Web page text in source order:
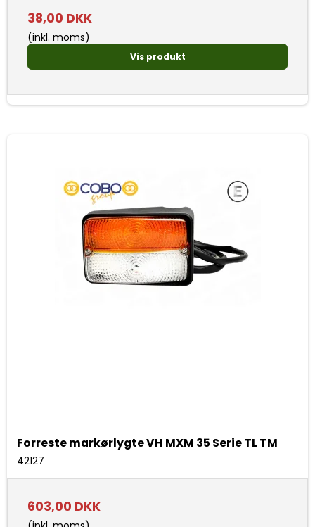
38,00 DKK
(inkl. moms)
Vis produkt
Forreste markørlygte VH MXM 35 Serie TL TM
42127
603,00 DKK